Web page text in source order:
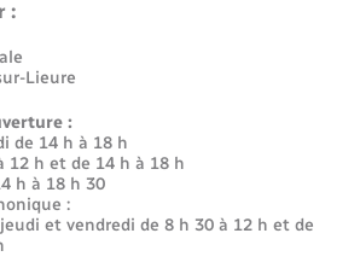
:
Lieure
:
de 14 h à 18 h
12 h et de 14 h à 18 h
h à 18 h 30
:
et vendredi de 8 h 30 à 12 h et de